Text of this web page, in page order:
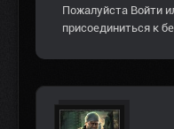
Пожалуйста Войти
присоединиться к